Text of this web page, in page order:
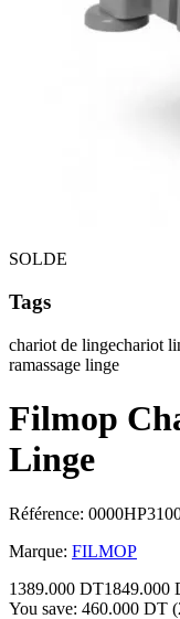
SOLDE
Tags
chariot de lingechariot
ramassage linge
Filmop
Linge
Référence:
Marque: FILMOP
1389.000 DT1849.000
You save: 460.000 DT (